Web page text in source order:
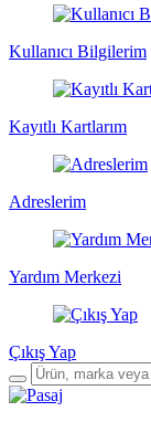
Kullanıcı Bilgilerim
Kayıtlı Kartlarım
Adreslerim
Yardım Merkezi
Çıkış Yap